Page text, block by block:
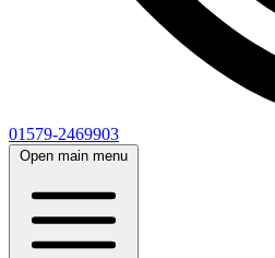
01579-2469903
Open main menu